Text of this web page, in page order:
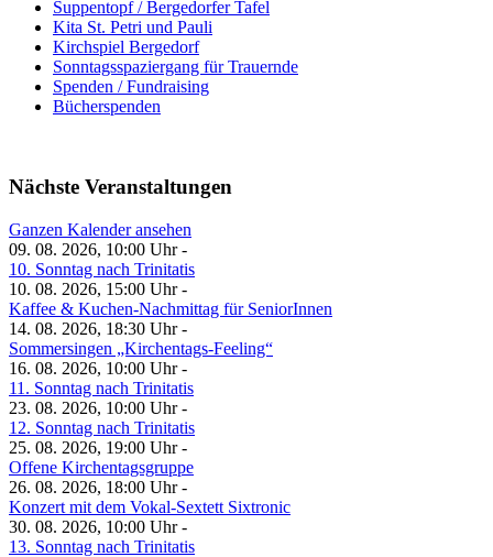
Suppentopf / Bergedorfer Tafel
Kita St. Petri und Pauli
Kirchspiel Bergedorf
Sonntagsspaziergang für Trauernde
Spenden / Fundraising
Bücherspenden
Nächste Veranstaltungen
Ganzen Kalender ansehen
09. 08. 2026, 10:00 Uhr -
10. Sonntag nach Trinitatis
10. 08. 2026, 15:00 Uhr -
Kaffee & Kuchen-Nachmittag für SeniorInnen
14. 08. 2026, 18:30 Uhr -
Sommersingen „Kirchentags-Feeling“
16. 08. 2026, 10:00 Uhr -
11. Sonntag nach Trinitatis
23. 08. 2026, 10:00 Uhr -
12. Sonntag nach Trinitatis
25. 08. 2026, 19:00 Uhr -
Offene Kirchentagsgruppe
26. 08. 2026, 18:00 Uhr -
Konzert mit dem Vokal-Sextett Sixtronic
30. 08. 2026, 10:00 Uhr -
13. Sonntag nach Trinitatis